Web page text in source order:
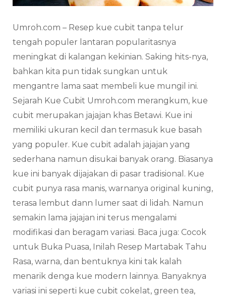
Umroh.com – Resep kue cubit tanpa telur
tengah populer lantaran popularitasnya
meningkat di kalangan kekinian. Saking hits-nya,
bahkan kita pun tidak sungkan untuk
mengantre lama saat membeli kue mungil ini.
Sejarah Kue Cubit Umroh.com merangkum, kue
cubit merupakan jajajan khas Betawi. Kue ini
memiliki ukuran kecil dan termasuk kue basah
yang populer. Kue cubit adalah jajajan yang
sederhana namun disukai banyak orang. Biasanya
kue ini banyak dijajakan di pasar tradisional. Kue
cubit punya rasa manis, warnanya original kuning,
terasa lembut dann lumer saat di lidah. Namun
semakin lama jajajan ini terus mengalami
modifikasi dan beragam variasi. Baca juga: Cocok
untuk Buka Puasa, Inilah Resep Martabak Tahu
Rasa, warna, dan bentuknya kini tak kalah
menarik denga kue modern lainnya. Banyaknya
variasi ini seperti kue cubit cokelat, green tea,